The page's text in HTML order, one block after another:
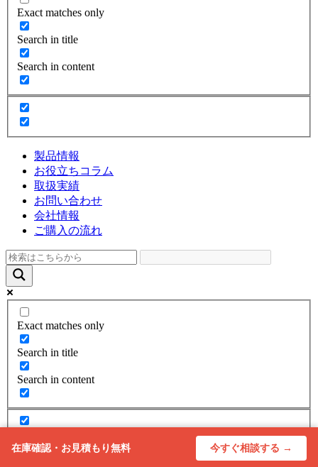
Exact matches only
Search in title
Search in content
製品情報
お役立ちコラム
取扱実績
お問い合わせ
会社情報
ご購入の流れ
Exact matches only
Search in title
Search in content
在庫確認・お見積もり無料 今すぐ相談する →
Back to top